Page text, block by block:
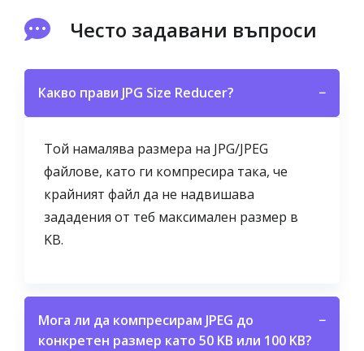
Често задавани въпроси
Какво прави JPG Size Reducer? −
Той намалява размера на JPG/JPEG
файлове, като ги компресира така, че
крайният файл да не надвишава
зададения от теб максимален размер в
KB.
Мога ли да компресирам JPEG до
конкретен размер като 50 KB или 100 KB?
−